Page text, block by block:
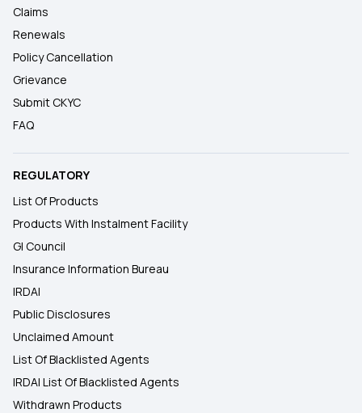
Claims
Renewals
Policy Cancellation
Grievance
Submit CKYC
FAQ
REGULATORY
List Of Products
Products With Instalment Facility
GI Council
Insurance Information Bureau
IRDAI
Public Disclosures
Unclaimed Amount
List Of Blacklisted Agents
IRDAI List Of Blacklisted Agents
Withdrawn Products